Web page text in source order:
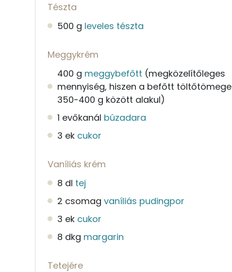
Tészta
500 g leveles tészta
Meggykrém
400 g meggybefőtt (megközelítőleges
mennyiség, hiszen a befőtt töltőtömege
350-400 g között alakul)
1 evőkanál búzadara
3 ek cukor
Vaníliás krém
8 dl tej
2 csomag vaníliás pudingpor
3 ek cukor
8 dkg margarin
Tetejére